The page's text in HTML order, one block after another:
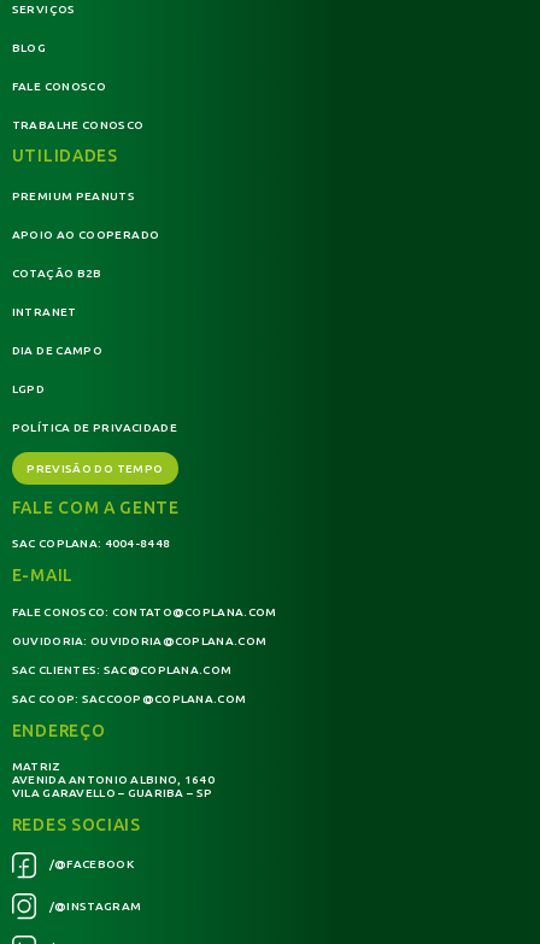
SERVIÇOS
BLOG
FALE CONOSCO
TRABALHE CONOSCO
UTILIDADES
PREMIUM PEANUTS
APOIO AO COOPERADO
COTAÇÃO B2B
INTRANET
DIA DE CAMPO
LGPD
POLÍTICA DE PRIVACIDADE
PREVISÃO DO TEMPO
FALE COM A GENTE
SAC COPLANA: 4004-8448
E-MAIL
FALE CONOSCO: CONTATO@COPLANA.COM
OUVIDORIA: OUVIDORIA@COPLANA.COM
SAC CLIENTES: SAC@COPLANA.COM
SAC COOP: SACCOOP@COPLANA.COM
ENDEREÇO
MATRIZ
AVENIDA ANTONIO ALBINO, 1640
VILA GARAVELLO – GUARIBA – SP
REDES SOCIAIS
/@FACEBOOK
/@INSTAGRAM